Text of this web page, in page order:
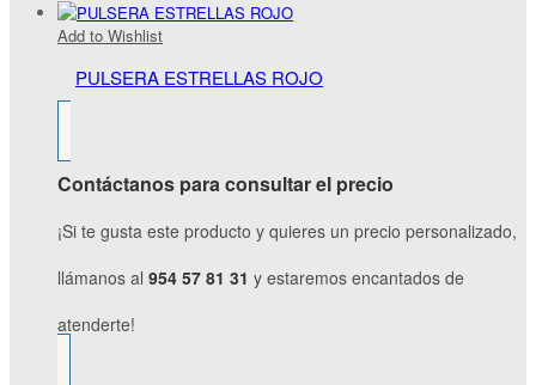
Add to Wishlist
PULSERA ESTRELLAS ROJO
Contáctanos para consultar el precio
¡Si te gusta este producto y quieres un precio personalizado,
llámanos al 954 57 81 31 y estaremos encantados de
atenderte!